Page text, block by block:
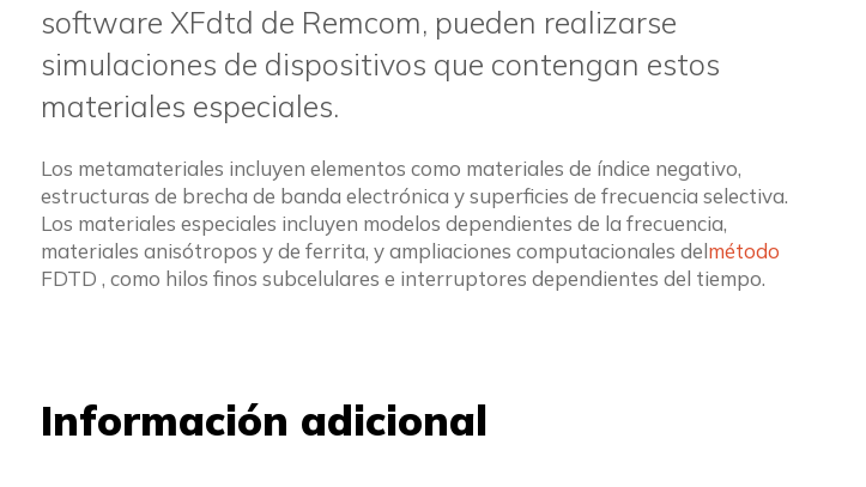
software XFdtd de Remcom, pueden realizarse
simulaciones de dispositivos que contengan estos
materiales especiales.
Los metamateriales incluyen elementos como materiales de índice negativo,
estructuras de brecha de banda electrónica y superficies de frecuencia selectiva.
Los materiales especiales incluyen modelos dependientes de la frecuencia,
materiales anisótropos y de ferrita, y ampliaciones computacionales delmétodo
FDTD , como hilos finos subcelulares e interruptores dependientes del tiempo.
Información adicional